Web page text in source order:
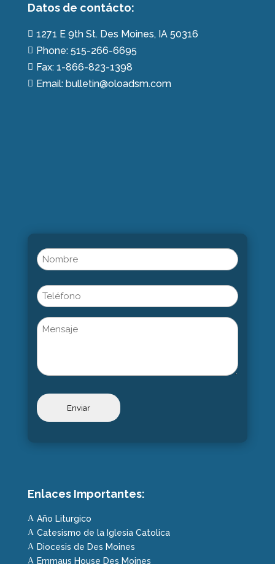
Datos de contácto:
 1271 E 9th St. Des Moines, IA 50316
 Phone: 515-266-6695
 Fax: 1-866-823-1398
 Email: bulletin@oloadsm.com
Name
(Obligatorio)
Phone
Untitled
Enlaces Importantes:
A Año Liturgico
A Catesismo de la Iglesia Catolica
A Diocesis de Des Moines
A Emmaus House Des Moines